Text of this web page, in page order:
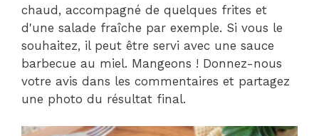
chaud, accompagné de quelques frites et
d'une salade fraîche par exemple. Si vous le
souhaitez, il peut être servi avec une sauce
barbecue au miel. Mangeons ! Donnez-nous
votre avis dans les commentaires et partagez
une photo du résultat final.